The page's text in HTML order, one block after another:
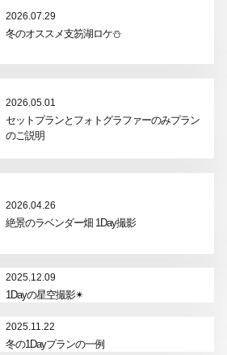
2026.07.29
冬のオススメ支笏湖ロケ⛄️
2026.05.01
セットプランとフォトグラファーのみプラン
のご説明
2026.04.26
絶景のラベンダー畑 1Day撮影
2025.12.09